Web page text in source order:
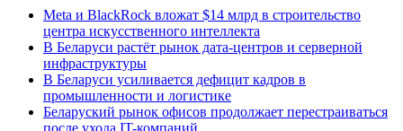
Meta и BlackRock вложат $14 млрд в строительство
центра искусственного интеллекта
В Беларуси растёт рынок дата-центров и серверной
инфраструктуры
В Беларуси усиливается дефицит кадров в
промышленности и логистике
Беларуский рынок офисов продолжает перестраиваться
после ухода IT-компаний